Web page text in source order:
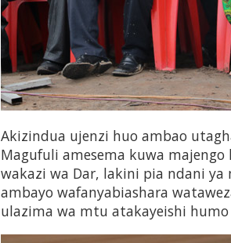
Akizindua ujenzi huo ambao
Magufuli amesema kuwa
wakazi wa Dar, lakini pia ndani
ambayo wafanyabiashara
ulazima wa mtu atakayeishi